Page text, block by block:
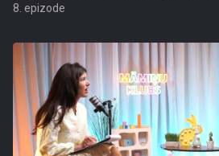
8. epizode